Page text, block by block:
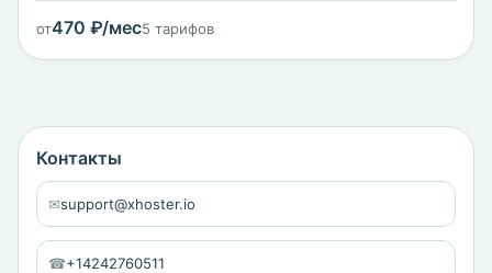
от470 ₽/мес5 тарифов
Контакты
✉support@xhoster.io
☎+14242760511